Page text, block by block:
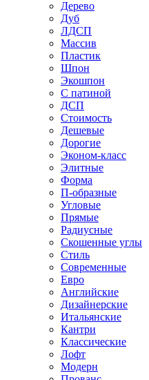
Дерево
Дуб
ЛДСП
Массив
Пластик
Шпон
Экошпон
С патиной
ДСП
Стоимость
Дешевые
Дорогие
Эконом-класс
Элитные
Форма
П-образные
Угловые
Прямые
Радиусные
Скошенные углы
Стиль
Современные
Евро
Английские
Дизайнерские
Итальянские
Кантри
Классические
Лофт
Модерн